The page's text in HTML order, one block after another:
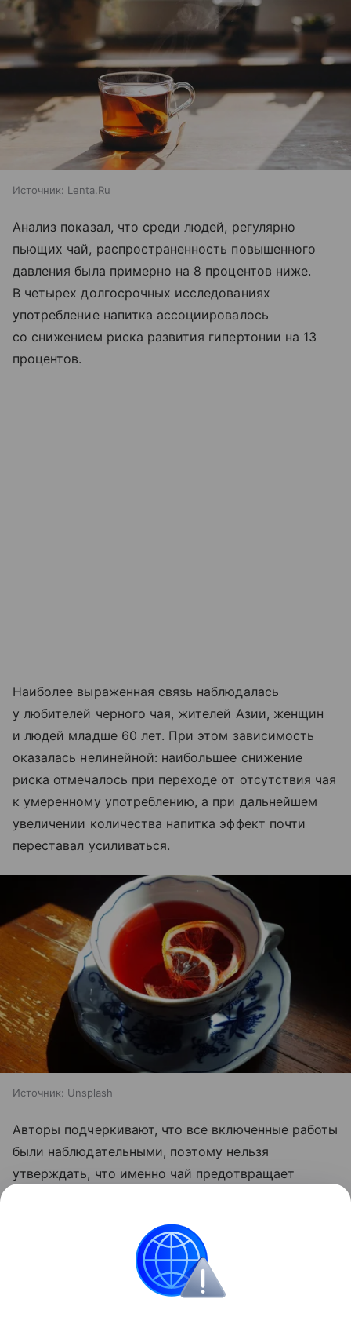
Источник: Lenta.Ru
Анализ показал, что среди людей, регулярно
пьющих чай, распространенность повышенного
давления была примерно на 8 процентов ниже.
В четырех долгосрочных исследованиях
употребление напитка ассоциировалось
со снижением риска развития гипертонии на 13
процентов.
Наиболее выраженная связь наблюдалась
у любителей черного чая, жителей Азии, женщин
и людей младше 60 лет. При этом зависимость
оказалась нелинейной: наибольшее снижение
риска отмечалось при переходе от отсутствия чая
к умеренному употреблению, а при дальнейшем
увеличении количества напитка эффект почти
переставал усиливаться.
Источник: Unsplash
Авторы подчеркивают, что все включенные работы
были наблюдательными, поэтому нельзя
утверждать, что именно чай предотвращает
улучшением сердечно-сосудистого здоровья.